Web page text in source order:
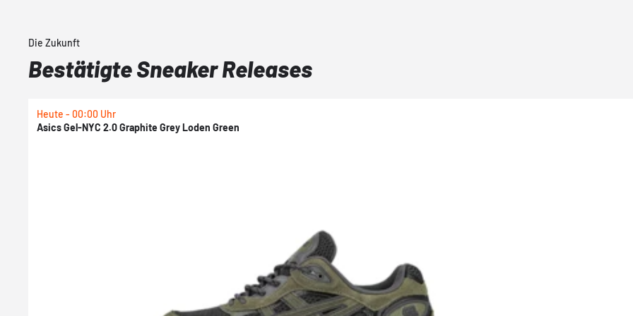
Die Zukunft
Bestätigte Sneaker Releases
Heute - 00:00 Uhr
Asics Gel-NYC 2.0 Graphite Grey Loden Green